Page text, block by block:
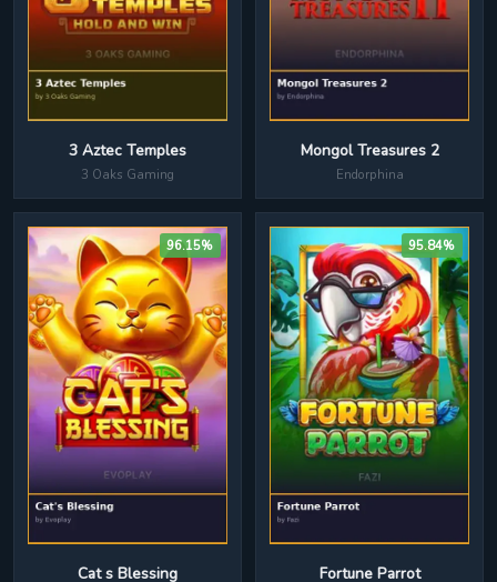
3 Aztec Temples
3 Oaks Gaming
Mongol Treasures 2
Endorphina
96.15%
Cat s Blessing
95.84%
Fortune Parrot